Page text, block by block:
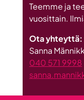
Teemme ja
vuosittain.
Ota yhteyttä:
Sanna
040 571 9998